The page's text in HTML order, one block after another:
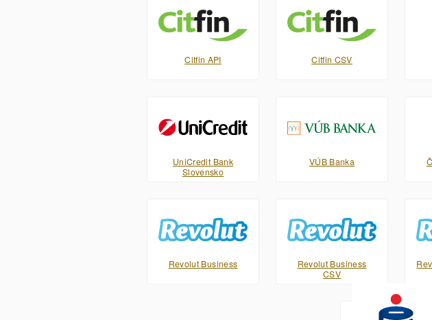
Citfin API Citfin CSV
UniCredit Bank
Slovensko
VÚB Banka
Revolut Business
Revolut Business
CSV